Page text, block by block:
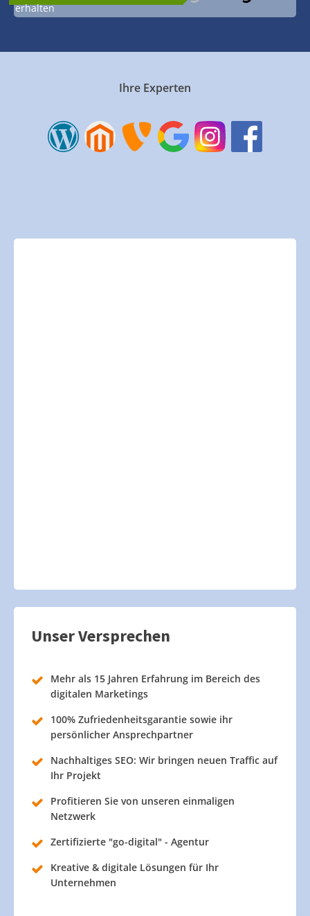
erhalten
Ihre Experten
Unser Versprechen
Mehr als 15 Jahren Erfahrung im Bereich des
digitalen Marketings
100% Zufriedenheitsgarantie sowie ihr
persönlicher Ansprechpartner
Nachhaltiges SEO: Wir bringen neuen Traffic auf
Ihr Projekt
Profitieren Sie von unseren einmaligen
Netzwerk
Zertifizierte "go-digital" - Agentur
Kreative & digitale Lösungen für Ihr
Unternehmen